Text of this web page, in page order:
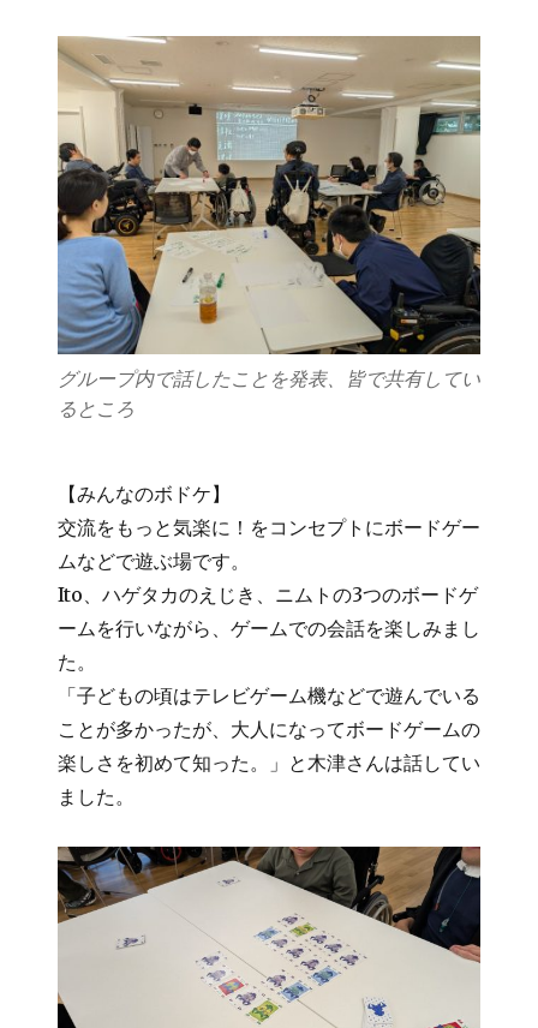
グループ内で話したことを発表、皆で共有してい
るところ
【みんなのボドケ】
交流をもっと気楽に！をコンセプトにボードゲー
ムなどで遊ぶ場です。
Ito、ハゲタカのえじき、ニムトの3つのボードゲ
ームを行いながら、ゲームでの会話を楽しみまし
た。
「子どもの頃はテレビゲーム機などで遊んでいる
ことが多かったが、大人になってボードゲームの
楽しさを初めて知った。」と木津さんは話してい
ました。